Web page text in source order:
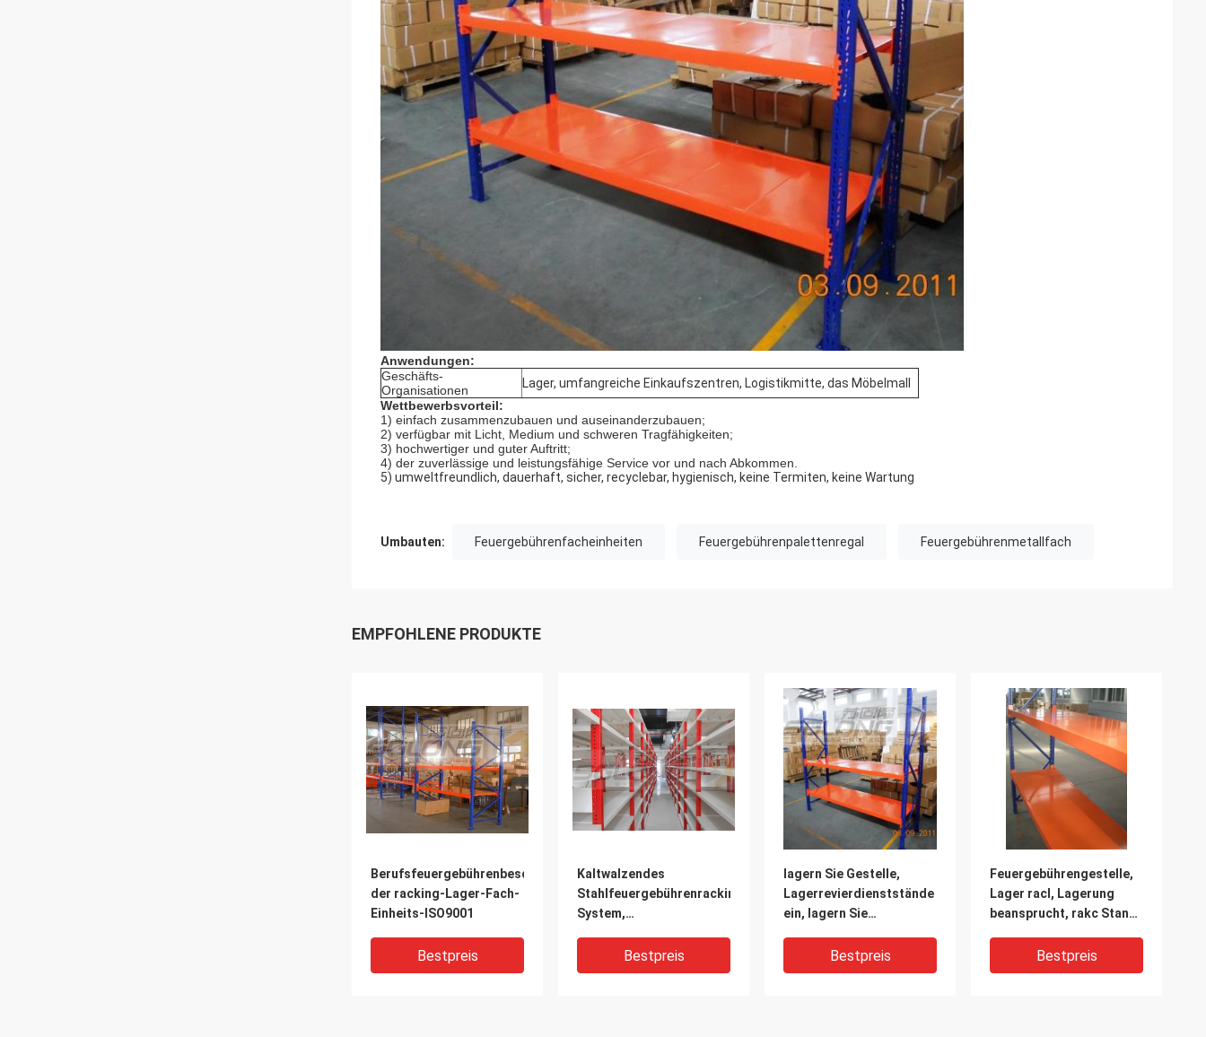
Anwendungen:
Geschäfts-
Organisationen
Lager, umfangreiche Einkaufszentren, Logistikmitte, das Möbelmall
Wettbewerbsvorteil:
1) einfach zusammenzubauen und auseinanderzubauen;
2) verfügbar mit Licht, Medium und schweren Tragfähigkeiten;
3) hochwertiger und guter Auftritt;
4) der zuverlässige und leistungsfähige Service vor und nach Abkommen.
5) umweltfreundlich, dauerhaft, sicher, recyclebar, hygienisch, keine Termiten, keine Wartung
Umbauten: Feuergebührenfacheinheiten Feuergebührenpalettenregal Feuergebührenmetallfach
EMPFOHLENE PRODUKTE
Berufsfeuergebührenbescheinigung
der racking-Lager-Fach-
Einheits-ISO9001
Bestpreis
Kaltwalzendes
Stahlfeuergebührenracking-
System,
EinheitenBestpreis
lagern Sie Gestelle,
Lagerrevierdienststände
ein, lagern Sie
mittlere
Aufgabengestelle,
Bestpreis
Feuergebührengestelle,
Lager racl, Lagerung
beansprucht, rakc Stand,
Aufgabengestelle,
Supermarktspeichergestelle
Bestpreis